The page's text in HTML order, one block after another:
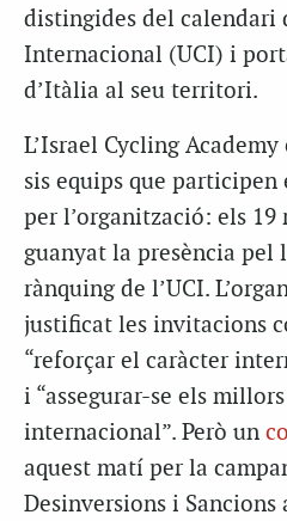
distingides del calendari
Internacional (UCI) i
d’Itàlia al seu territori.
L’Israel Cycling
sis equips que
per l’organització: els 19
guanyat la presència pel
rànquing de l’UCI.
justificat les invitacions
“reforçar el caràcter
i “assegurar-se els
internacional”. Però un
aquest matí per la
Desinversions i Sancions